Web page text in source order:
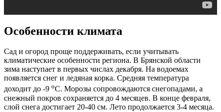
Особенности климата
Сад и огород проще поддерживать, если учитывать
климатические особенности региона. В Брянской области
зима наступает в первых числах декабря. На водоемах
появляется снег и ледяная корка. Средняя температура
доходит до -9 оС. Морозы сопровождаются снегопадами, а
снежный покров сохраняется до 4 месяцев. В конце февраля,
слой снега достигает 20-40 см. Лето продолжается 3-4 месяца.